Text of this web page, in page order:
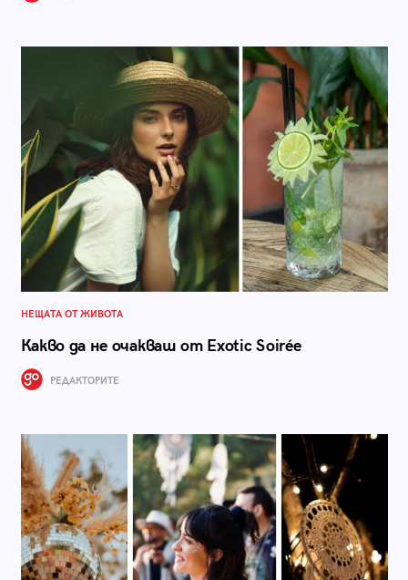
НЕЩАТА ОТ ЖИВОТА
Какво да не очакваш от Exotic Soirée
РЕДАКТОРИТЕ